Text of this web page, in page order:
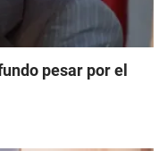
pesar por el